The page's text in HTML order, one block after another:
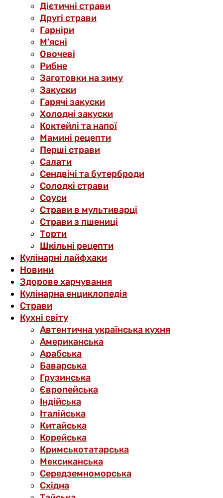
Дієтичні страви
Другі страви
Гарніри
М’ясні
Овочеві
Рибне
Заготовки на зиму
Закуски
Гарячі закуски
Холодні закуски
Коктейлі та напої
Мамині рецепти
Перші страви
Салати
Сендвічі та бутерброди
Солодкі страви
Соуси
Страви в мультиварці
Страви з пшениці
Торти
Шкільні рецепти
Кулінарні лайфхаки
Новини
Здорове харчування
Кулінарна енциклопедія
Страви
Кухні світу
Автентична українська кухня
Американська
Арабська
Баварська
Грузинська
Європейська
Індійська
Італійська
Китайська
Корейська
Кримськотатарська
Мексиканська
Середземноморська
Східна